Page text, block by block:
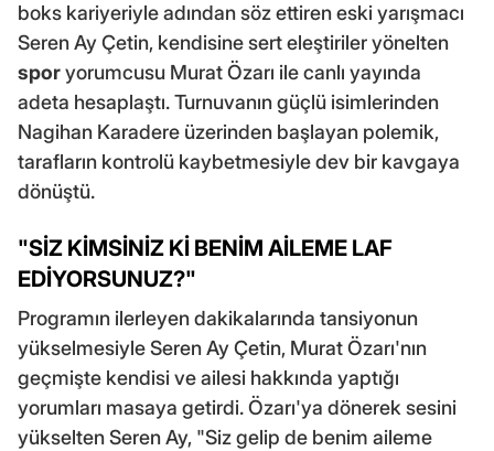
boks kariyeriyle adından söz ettiren eski yarışmacı
Seren Ay Çetin, kendisine sert eleştiriler yönelten
sporyorumcusu Murat Özarı ile canlı yayında
adeta hesaplaştı. Turnuvanın güçlü isimlerinden
Nagihan Karadere üzerinden başlayan polemik,
tarafların kontrolü kaybetmesiyle dev bir kavgaya
dönüştü.
"SİZ KİMSİNİZ Kİ BENİM AİLEME LAF
EDİYORSUNUZ?"
Programın ilerleyen dakikalarında tansiyonun
yükselmesiyle Seren Ay Çetin, Murat Özarı'nın
geçmişte kendisi ve ailesi hakkında yaptığı
yorumları masaya getirdi. Özarı'ya dönerek sesini
yükselten Seren Ay, "Siz gelip de benim aileme